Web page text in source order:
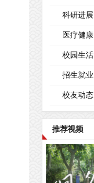
科研进展
医疗健康
校园生活
招生就业
校友动态
推荐视频